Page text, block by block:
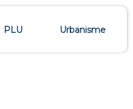
PLU Urbanisme